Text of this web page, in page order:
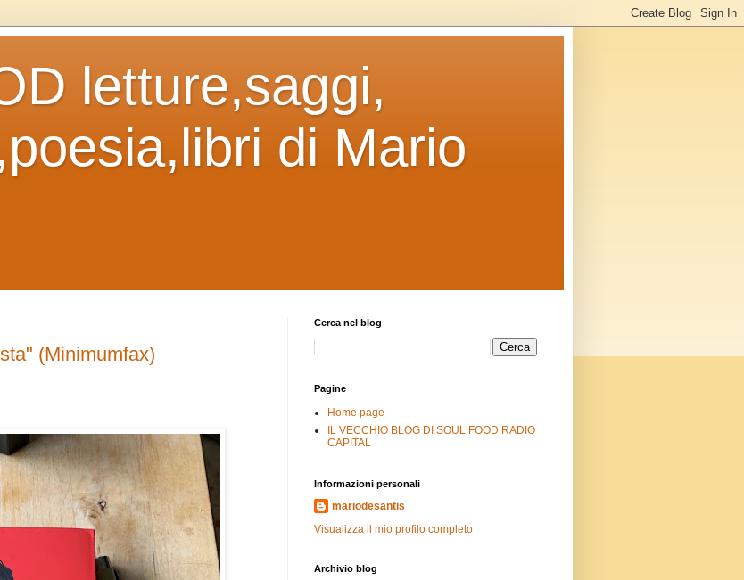
letture,saggi,
di Mario
(Minimumfax)
Cerca nel blog
Pagine
Home page
IL VECCHIO BLOG DI SOUL FOOD RADIO
CAPITAL
Informazioni personali
mariodesantis
Visualizza il mio profilo completo
Archivio blog